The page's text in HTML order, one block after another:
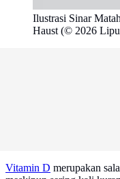
Ilustrasi Sinar
Haust (© 2026
Vitamin D merupakan